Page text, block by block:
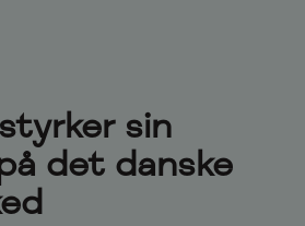
sin
det danske